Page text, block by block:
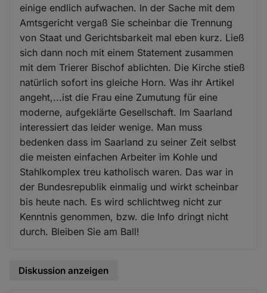
einige endlich aufwachen. In der Sache mit dem
Amtsgericht vergaß Sie scheinbar die Trennung
von Staat und Gerichtsbarkeit mal eben kurz. Ließ
sich dann noch mit einem Statement zusammen
mit dem Trierer Bischof ablichten. Die Kirche stieß
natürlich sofort ins gleiche Horn. Was ihr Artikel
angeht,...ist die Frau eine Zumutung für eine
moderne, aufgeklärte Gesellschaft. Im Saarland
interessiert das leider wenige. Man muss
bedenken dass im Saarland zu seiner Zeit selbst
die meisten einfachen Arbeiter im Kohle und
Stahlkomplex treu katholisch waren. Das war in
der Bundesrepublik einmalig und wirkt scheinbar
bis heute nach. Es wird schlichtweg nicht zur
Kenntnis genommen, bzw. die Info dringt nicht
durch. Bleiben Sie am Ball!
Diskussion anzeigen